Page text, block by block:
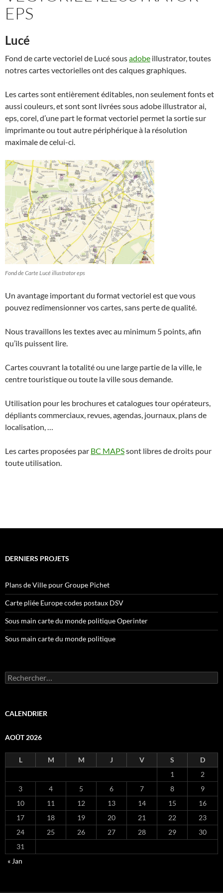
EPS
Lucé
Fond de carte vectoriel de Lucé sousadobe illustrator, toutes
notres cartes vectorielles ont des calques graphiques.
Les cartes sont entièrement éditables, non seulement fonts et
aussi couleurs, et sont sont livrées sous adobe illustrator ai,
eps, corel, d’une part le format vectoriel permet la sortie sur
imprimante ou tout autre périphérique à la résolution
maximale de celui-ci.
Fond de Carte Lucé illustrator eps
Un avantage important du format vectoriel est que vous
pouvez redimensionner vos cartes, sans perte de qualité.
Nous travaillons les textes avec au minimum 5 points, afin
qu’ils puissent lire.
Cartes couvrant la totalité ou une large partie de la ville, le
centre touristique ou toute la ville sous demande.
Utilisation pour les brochures et catalogues tour opérateurs,
dépliants commerciaux, revues, agendas, journaux, plans de
localisation, …
Les cartes proposées par BC MAPSsont libres de droits pour
toute utilisation.
DERNIERS PROJETS
Plans de Ville pour Groupe Pichet
Carte pliée Europe codes postaux DSV
Sous main carte du monde politique Operinter
Sous main carte du monde politique
Rechercher :
CALENDRIER
AOÛT 2026
L M M J V S
D
1
2
3
4 5 6 7 8
9
10
11 12 13 14 15
16
17
18 19 20 21 22
23
24
25 26 27 28 29
30
31
« Jan